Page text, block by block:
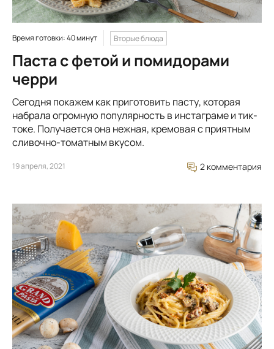
Время готовки: 40 минут Вторые блюда
Паста с фетой и помидорами
черри
Сегодня покажем как приготовить пасту, которая
набрала огромную популярность в инстаграме и тик-
токе. Получается она нежная, кремовая с приятным
сливочно-томатным вкусом.
19 апреля, 2021 2 комментария